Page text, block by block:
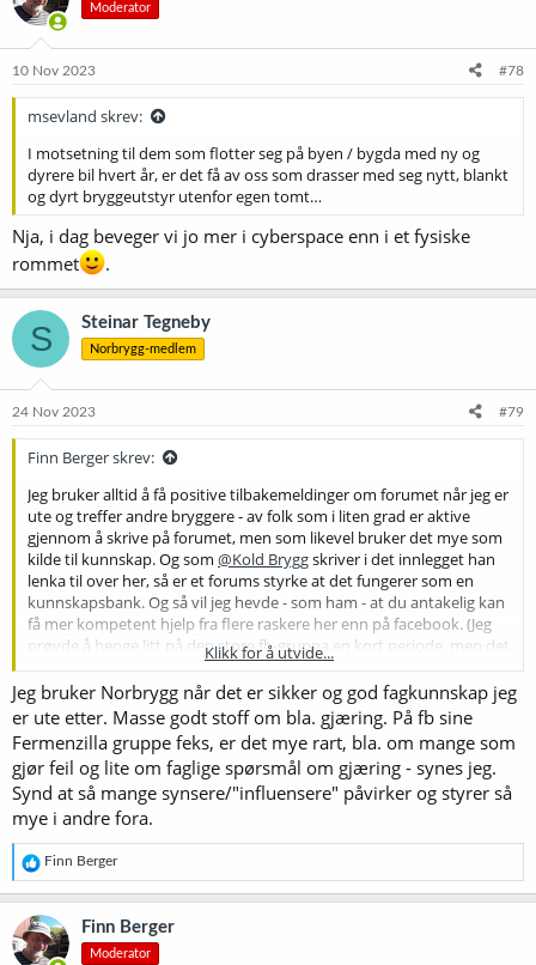
j
o
e
Moderator
10 Nov 2023 #78
msevland skrev:
I motsetning til dem som flotter seg på byen / bygda med ny og
dyrere bil hvert år, er det få av oss som drasser med seg nytt, blankt
og dyrt bryggeutstyr utenfor egen tomt…
Nja, i dag beveger vi jo mer i cyberspace enn i et fysiske
rommet
.
S Steinar Tegneby
Norbrygg-medlem
24 Nov 2023 #79
Finn Berger skrev:
Jeg bruker alltid å få positive tilbakemeldinger om forumet når jeg er
ute og treffer andre bryggere - av folk som i liten grad er aktive
gjennom å skrive på forumet, men som likevel bruker det mye som
kilde til kunnskap. Og som @Kold Bryggskriver i det innlegget han
lenka til over her, så er et forums styrke at det fungerer som en
kunnskapsbank. Og så vil jeg hevde - som ham - at du antakelig kan
få mer kompetent hjelp fra flere raskere her enn på facebook. (Jeg
prøvde å henge litt på den store fb-gruppa en kort periode, men det
var en deprimerende opplevelse. Og siden har jeg aldri giddet. Det
gjelder for så vidt hele fb. Jeg har stadig en konto, men jeg er aldri
inne der.)
Men at det nok var mer liv her for 6-7 år sida, er jeg helt enig i. Det er
en generell tendens at fora som dette har hatt kraftig nedgang. Jeg
har prøvd meg på andre, både engelske og amerikanske, men der
har det vært nokså tomt. Faktisk har vi klart oss ganske bra, relativt
sett. Og jeg mener at Norbrygg må satse på å promotere forumet -
og hjemmesida, som jeg ikke synes er særlig god - overfor
medlemmene gjennom nyhetsbrevene som styret sender ut. Det
ligger i begrepet "forum" (torg) at det skal være det stedet der
medlemmene i et samfunn møtes både for å være sosiale og for å
diskutere felles anliggender. Noe alternativ kan jeg ikke se at vi har.
Klikk for å utvide...
Jeg bruker Norbrygg når det er sikker og god fagkunnskap jeg
er ute etter. Masse godt stoff om bla. gjæring. På fb sine
Fermenzilla gruppe feks, er det mye rart, bla. om mange som
gjør feil og lite om faglige spørsmål om gjæring - synes jeg.
Synd at så mange synsere/"influensere" påvirker og styrer så
mye i andre fora.
R
e
a
k
s
j
Finn Berger
Finn Berger
Moderator